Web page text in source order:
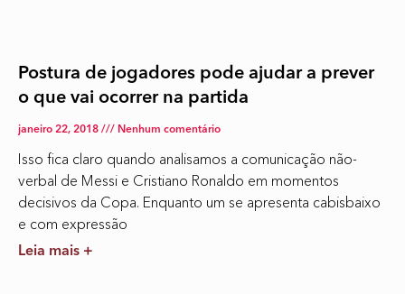
Postura de jogadores pode ajudar a prever
o que vai ocorrer na partida
janeiro 22, 2018 Nenhum comentário
Isso fica claro quando analisamos a comunicação não-
verbal de Messi e Cristiano Ronaldo em momentos
decisivos da Copa. Enquanto um se apresenta cabisbaixo
e com expressão
Leia mais +